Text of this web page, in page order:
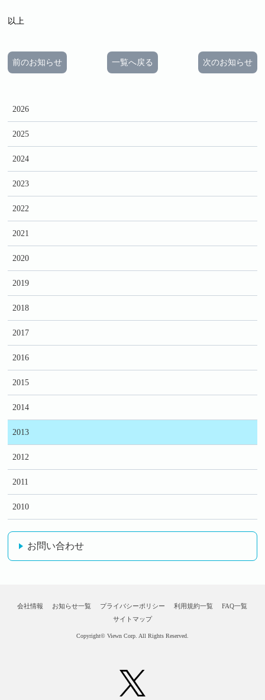
以上
前のお知らせ 次のお知らせ
一覧へ戻る
2026
2025
2024
2023
2022
2021
2020
2019
2018
2017
2016
2015
2014
2013
2012
2011
2010
お問い合わせ
会社情報 お知らせ一覧 プライバシーポリシー 利用規約一覧
FAQ一覧
サイトマップ
Copyright© Viewn Corp. All Rights Reserved.